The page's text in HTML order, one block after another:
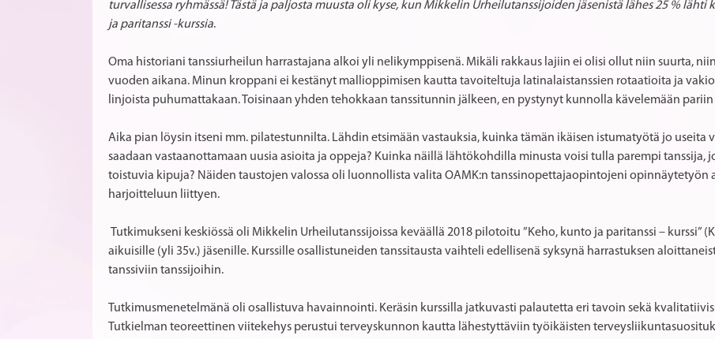
turvallisessa ryhmässä! Tästä ja paljosta muusta oli kyse, kun Mikkelin Urheilutanssijoiden jäsenistä lähes 25 %
ja paritanssi -kurssia.
Oma historiani tanssiurheilun harrastajana alkoi yli nelikymppisenä. Mikäli rakkaus lajiin ei olisi ollut niin suurta,
vuoden aikana. Minun kroppani ei kestänyt mallioppimisen kautta tavoiteltuja latinalaistanssien rotaatioita ja
linjoista puhumattakaan. Toisinaan yhden tehokkaan tanssitunnin jälkeen, en pystynyt kunnolla kävelemään
Aika pian löysin itseni mm. pilatestunnilta. Lähdin etsimään vastauksia, kuinka tämän ikäisen istumatyötä jo useita
saadaan vastaanottamaan uusia asioita ja oppeja? Kuinka näillä lähtökohdilla minusta voisi tulla parempi tanssija,
toistuvia kipuja? Näiden taustojen valossa oli luonnollista valita OAMK:n tanssinopettajaopintojeni opinnäytetyön
harjoitteluun liittyen.
Tutkimukseni keskiössä oli Mikkelin Urheilutanssijoissa keväällä 2018 pilotoitu ”Keho, kunto ja paritanssi – kurssi”
aikuisille (yli 35v.) jäsenille. Kurssille osallistuneiden tanssitausta vaihteli edellisenä syksynä harrastuksen
tanssiviin tanssijoihin.
Tutkimusmenetelmänä oli osallistuva havainnointi. Keräsin kurssilla jatkuvasti palautetta eri tavoin sekä
Tutkielman teoreettinen viitekehys perustui terveyskunnon kautta lähestyttäviin työikäisten